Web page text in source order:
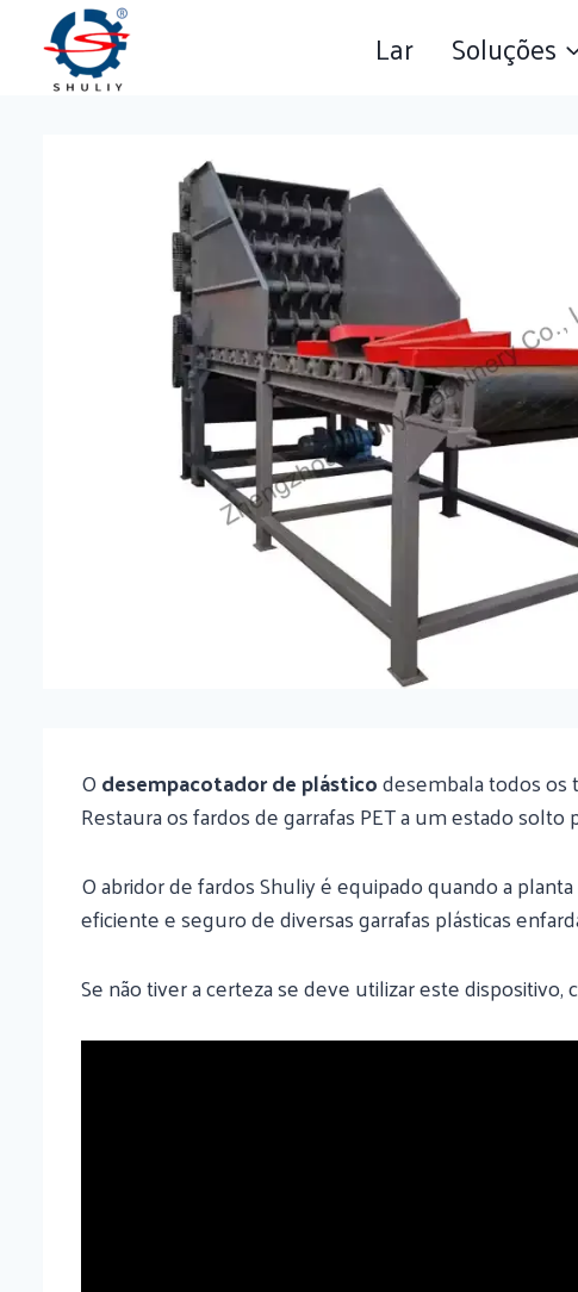
content
Lar Soluções
Odesempacotador de plásticodesembala todos os
Restaura os fardos de garrafas PET a um estado
O abridor de fardos Shuliy é equipado quando a
eficiente e seguro de diversas garrafas plásticas
Se não tiver a certeza se deve utilizar este